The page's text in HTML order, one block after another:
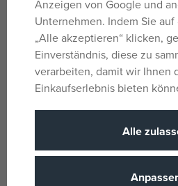
Hersteller: JAZWARES, LLC.,
Florida 33326, USA,
EU: JAZWARES, LLC., Mina-
Darmstadt, Deutschland,
Anzeigen von Google und
Unternehmen. Indem Sie
„Alle akzeptieren“ klicken,
Einverständnis, diese zu
verarbeiten, damit wir Ihnen
Einkaufserlebnis bieten
Alle